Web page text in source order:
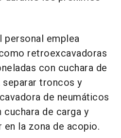
personal emplea
retroexcavadoras
con cuchara de
separar troncos y
de neumáticos
de carga y
en la zona de acopio.